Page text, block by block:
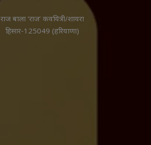
राज बाला ‘राज’ कवयित्री/शायरा
हिसार-125049 (हरियाणा)